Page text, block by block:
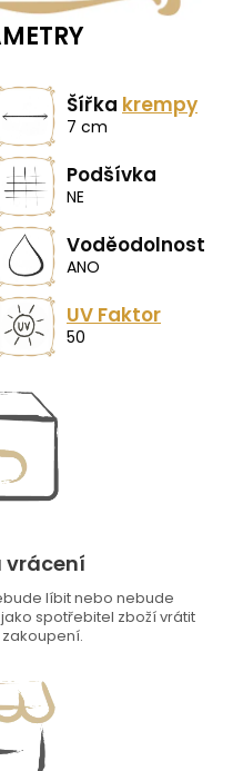
Šířka krempy
7 cm
Podšívka
NE
Voděodolnost
ANO
UV Faktor
50
vrácení
líbit nebo nebude
spotřebitel zboží vrátit